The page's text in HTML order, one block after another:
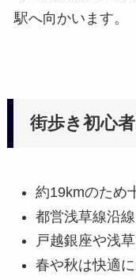
駅へ向かいます。
街歩き初心
約19kmのため
都営浅草線沿
戸越銀座や浅
春や秋は快適